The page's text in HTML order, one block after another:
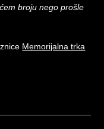
broju nego prošle
Memorijalna trka